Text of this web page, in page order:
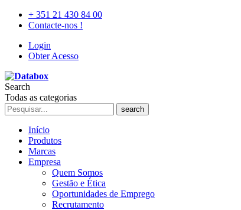
+ 351 21 430 84 00
Contacte-nos !
Login
Obter Acesso
Search
Todas as categorias
search
Início
Produtos
Marcas
Empresa
Quem Somos
Gestão e Ética
Oportunidades de Emprego
Recrutamento